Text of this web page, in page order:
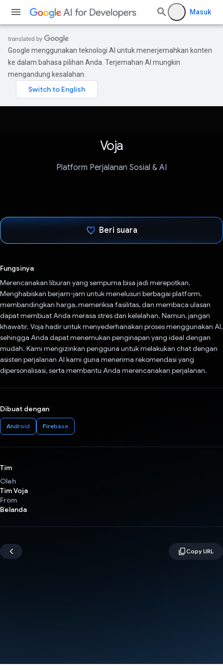
Masuk
Google menggunakan teknologi AI untuk menerjemahkan konten
ke dalam bahasa pilihan Anda. Terjemahan AI mungkin
mengandung kesalahan.
Voja
Platform Perjalanan Sosial & AI
Beri suara
Fungsinya
Merencanakan liburan yang sempurna bisa jadi merepotkan.
Menghabiskan berjam-jam untuk menelusuri berbagai platform,
membandingkan harga, memeriksa fasilitas, dan membaca ulasan
dapat membuat Anda merasa stres dan kelelahan. Namun, jangan
khawatir. Voja hadir untuk menyederhanakan proses menggunakan AI,
sehingga Anda dapat menemukan penginapan yang ideal dengan
mudah. Kami mengizinkan pengguna untuk melakukan chat dengan
asisten perjalanan AI kami guna menerima rekomendasi yang
dipersonalisasi, serta membantu Anda merencanakan perjalanan.
Dibuat dengan
Android Firebase
Tim
Oleh
Tim Voja
From
Belanda